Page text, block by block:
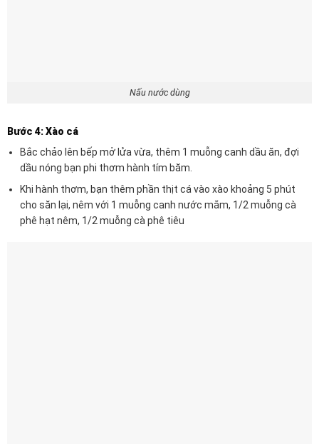
Nấu nước dùng
Bước 4: Xào cá
Bắc chảo lên bếp mở lửa vừa, thêm 1 muỗng canh dầu ăn, đợi
dầu nóng bạn phi thơm hành tím băm.
Khi hành thơm, bạn thêm phần thịt cá vào xào khoảng 5 phút
cho săn lại, nêm với 1 muỗng canh nước mắm, 1/2 muỗng cà
phê hạt nêm, 1/2 muỗng cà phê tiêu